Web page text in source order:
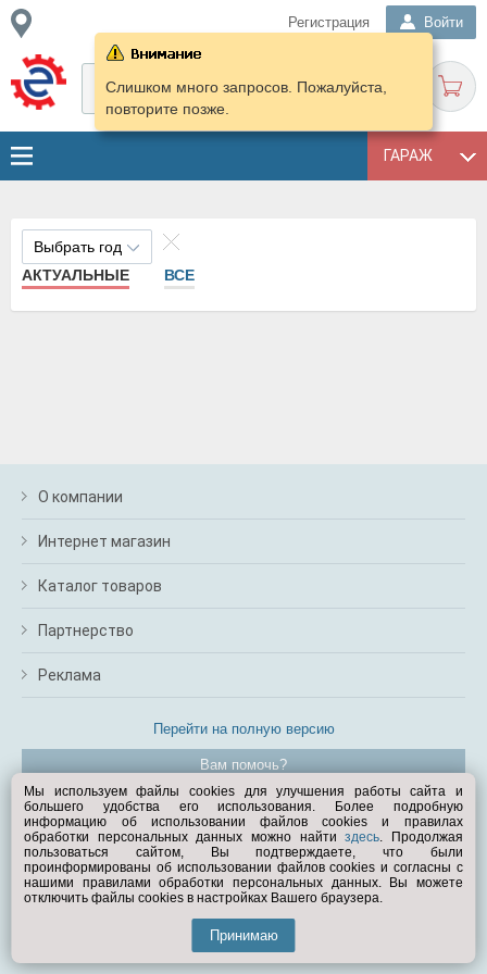
Регистрация Войти
ГАРАЖ
Слишком много запросов. Пожалуйста,
повторите позже.
Выбрать год
АКТУАЛЬНЫЕ
ВСЕ
О компании
Интернет магазин
Каталог товаров
Партнерство
Реклама
Перейти на полную версию
Вам помочь?
© Exist.ru 1998—2026
Мы используем файлы cookies для улучшения работы сайта и
большего удобства его использования. Более подробную
информацию об использовании файлов cookies и правилах
обработки персональных данных можно найтиздесь. Продолжая
пользоваться сайтом, Вы подтверждаете, что были
проинформированы об использовании файлов cookies и согласны с
нашими правилами обработки персональных данных. Вы можете
отключить файлы cookies в настройках Вашего браузера.
Принимаю